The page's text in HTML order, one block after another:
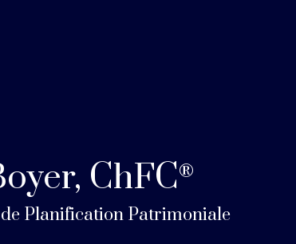
ChFC®
Planification Patrimoniale